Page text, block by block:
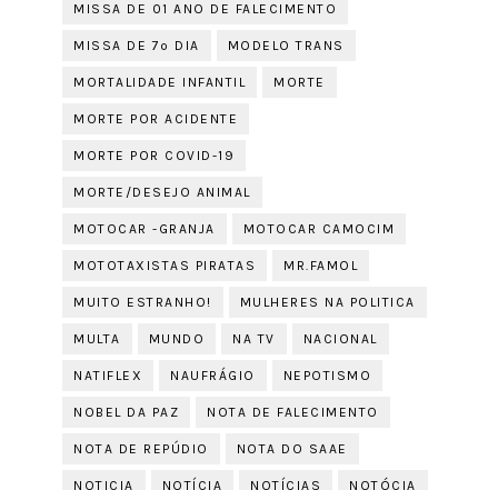
MISSA DE 01 ANO DE FALECIMENTO
MISSA DE 7º DIA MODELO TRANS
MORTALIDADE INFANTIL MORTE
MORTE POR ACIDENTE
MORTE POR COVID-19
MORTE/DESEJO ANIMAL
MOTOCAR -GRANJA MOTOCAR CAMOCIM
MOTOTAXISTAS PIRATAS MR.FAMOL
MUITO ESTRANHO! MULHERES NA POLITICA
MULTA MUNDO NA TV NACIONAL
NATIFLEX NAUFRÁGIO NEPOTISMO
NOBEL DA PAZ NOTA DE FALECIMENTO
NOTA DE REPÚDIO NOTA DO SAAE
NOTICIA NOTÍCIA NOTÍCIAS NOTÓCIA